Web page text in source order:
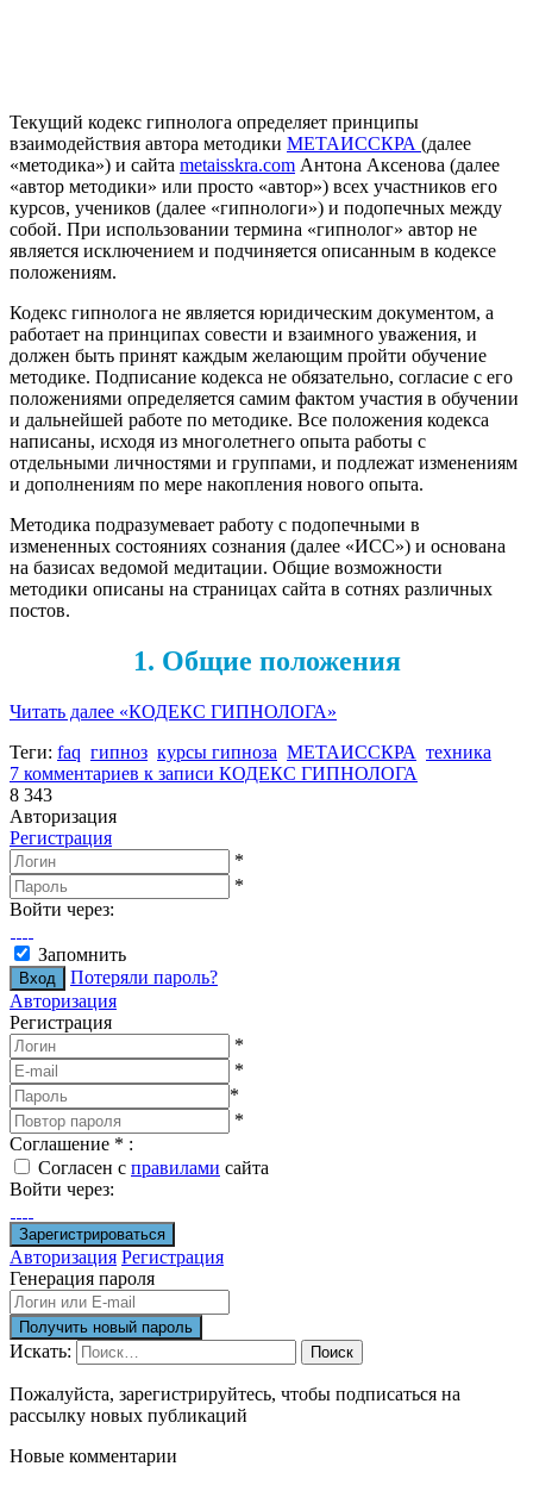
Текущий кодекс гипнолога определяет принципы
взаимодействия автора методики МЕТАИССКРА (далее
«методика») и сайта metaisskra.com Антона Аксенова (далее
«автор методики» или просто «автор») всех участников его
курсов, учеников (далее «гипнологи») и подопечных между
собой. При использовании термина «гипнолог» автор не
является исключением и подчиняется описанным в кодексе
положениям.
Кодекс гипнолога не является юридическим документом, а
работает на принципах совести и взаимного уважения, и
должен быть принят каждым желающим пройти обучение
методике. Подписание кодекса не обязательно, согласие с его
положениями определяется самим фактом участия в обучении
и дальнейшей работе по методике. Все положения кодекса
написаны, исходя из многолетнего опыта работы с
отдельными личностями и группами, и подлежат изменениям
и дополнениям по мере накопления нового опыта.
Методика подразумевает работу с подопечными в
измененных состояниях сознания (далее «ИСС») и основана
на базисах ведомой медитации. Общие возможности
методики описаны на страницах сайта в сотнях различных
постов.
1. Общие положения
Читать далее «КОДЕКС ГИПНОЛОГА»
Теги: faq гипноз курсы гипноза МЕТАИССКРА техника
7 комментариев к записи КОДЕКС ГИПНОЛОГА
8 343
Авторизация
Регистрация
*
*
Войти через:
Запомнить
Потеряли пароль?
Авторизация
Регистрация
*
*
*
*
Соглашение * :
Согласен с правилами сайта
Войти через:
Авторизация Регистрация
Генерация пароля
Искать: Поиск
Пожалуйста, зарегистрируйтесь, чтобы подписаться на
рассылку новых публикаций
Новые комментарии